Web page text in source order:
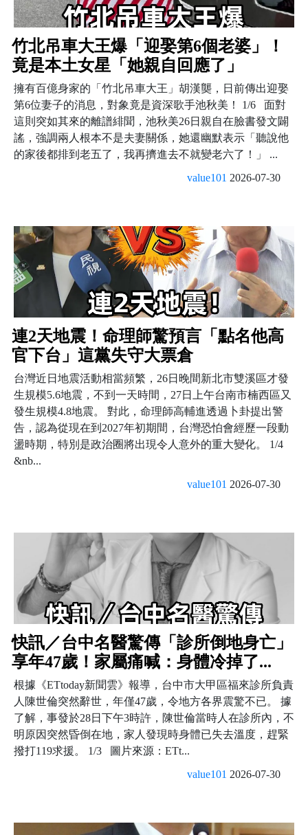
竹北吊車大王爆「迎娶第6個老婆」！
竟是本土女星「她親自回應了」
擁有百億身家的「竹北吊車大王」胡漢龑，日前傳出迎娶
第6位妻子的消息，對象竟是資深歌手池秋美！ 1/6 面對
這則突如其來的離譜緋聞，池秋美26日親自在臉書發文闢
謠，強調兩人根本不是夫妻關係，她還幽默表示「聽說他
的家後都排到老五了，我再擠進去不就變老六了！」 ...
value101 2026-07-30
連2天地震！命理師驚預言「點名他高
官下台」這黨失守大票倉
台灣近日地震活動相當頻繁，26日晚間新北市雙溪區才發
生規模5.6地震，不到一天時間，27日上午台南市楠西區又
發生規模4.8地震。 對此，命理師高輔進透過卜卦提出警
告，認為從現在到2027年初期間，台灣恐怕會經歷一段動
盪時期，特別是政治圈將出現令人意外的重大變化。 1/4
&nb...
value101 2026-07-30
快訊／台中名醫驚傳「診所倒地身亡」
享年47歲！家屬痛喊：身體冷掉了...
根據《ETtoday新聞雲》報導，台中市大甲區福來診所負責
人陳世倫突然辭世，年僅47歲，令地方各界震驚不已。 據
了解，事發於28日下午3時許，陳世倫當時人在診所內，不
明原因突然昏倒在地，家人發現時身體已失去溫度，趕緊
撥打119求援。 1/3 圖片來源：ETt...
value101 2026-07-30